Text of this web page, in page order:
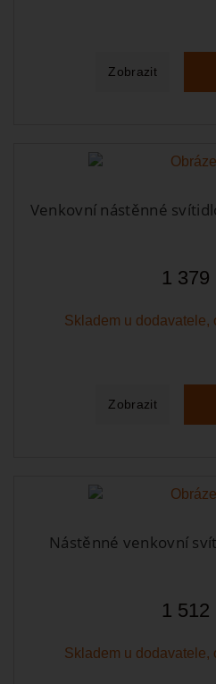
Zobrazit
Venkovní nástěnné
1 379
Skladem u dodavatele,
Zobrazit
Nástěnné venkovní
1 512
Skladem u dodavatele,